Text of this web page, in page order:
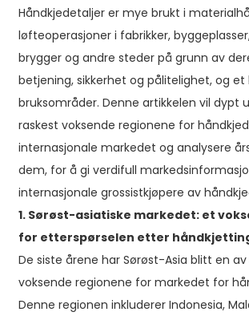
Håndkjedetaljer er mye brukt i
løfteoperasjoner i fabrikker,
brygger og andre steder på grunn av
betjening, sikkerhet og pålitelighet, og
bruksområder. Denne artikkelen vil dypt
raskest voksende regionene for
internasjonale markedet og analysere
dem, for å gi verdifull
internasjonale grossistkjøpere av
1. Sørøst-asiatiske markedet: et
for etterspørselen etter
De siste årene har Sørøst-Asia blitt en
voksende regionene for markedet for
Denne regionen inkluderer Indonesia,